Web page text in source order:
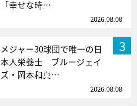
「幸せな時…
2026.08.08
3
メジャー30球団で唯一の日
本人栄養士 ブルージェイ
ズ・岡本和真…
2026.08.08